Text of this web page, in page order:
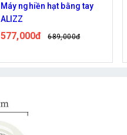
Máy nghiền hạt bằng tay
ALIZZ
577,000đ 689,000đ